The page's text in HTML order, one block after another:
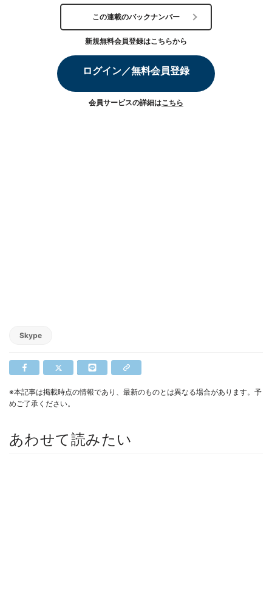
この連載のバックナンバー
新規無料会員登録はこちらから
ログイン／無料会員登録
会員サービスの詳細はこちら
Skype
※本記事は掲載時点の情報であり、最新のものとは異なる場合があります。予
めご了承ください。
あわせて読みたい